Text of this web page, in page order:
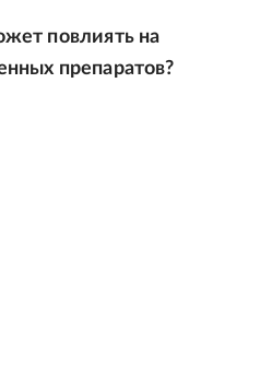
повлиять на
препаратов?